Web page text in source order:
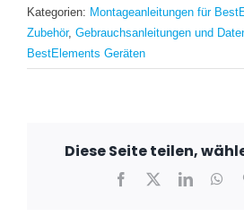
Kategorien: Montageanleitungen für
Zubehör, Gebrauchsanleitungen und
BestElements Geräten
Diese Seite teilen,
Facebook LinkedIn